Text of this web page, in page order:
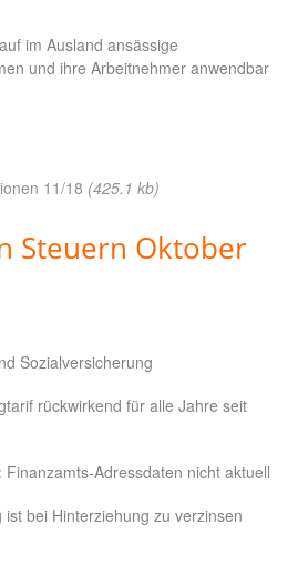
im Ausland ansässige
und ihre Arbeitnehmer anwendbar
11/18 (425.1 kb)
Steuern Oktober
Sozialversicherung
rückwirkend für alle Jahre seit
Adressdaten nicht aktuell
ist bei Hinterziehung zu verzinsen